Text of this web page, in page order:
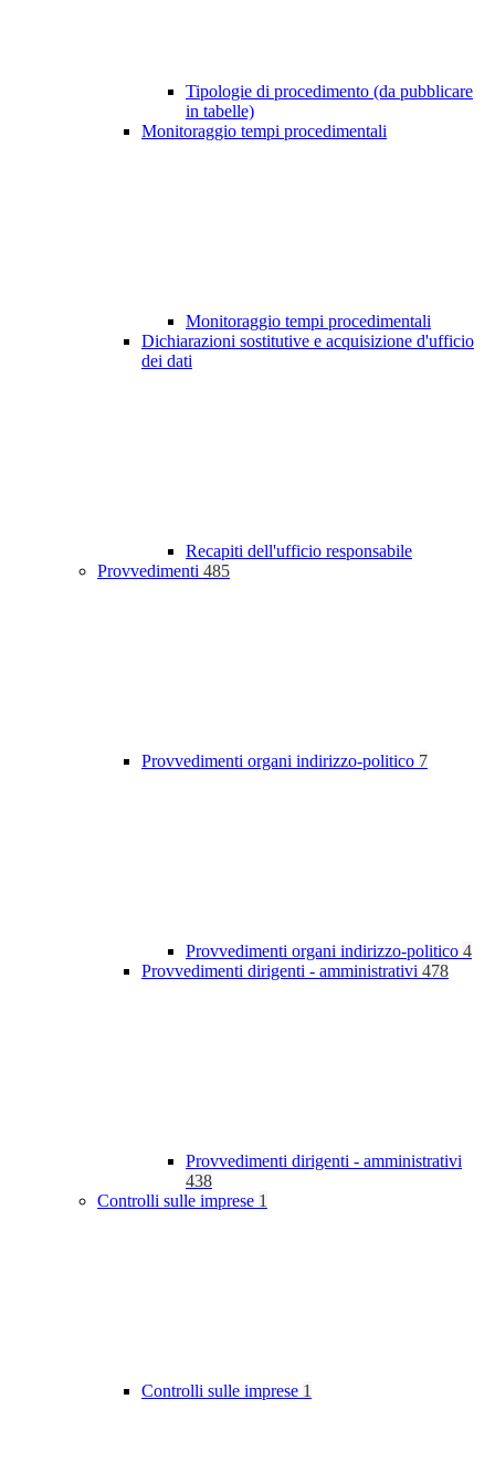
Tipologie di procedimento (da pubblicare
in tabelle)
Monitoraggio tempi procedimentali
Monitoraggio tempi procedimentali
Dichiarazioni sostitutive e acquisizione d'ufficio
dei dati
Recapiti dell'ufficio responsabile
Provvedimenti 485
Provvedimenti organi indirizzo-politico 7
Provvedimenti organi indirizzo-politico 4
Provvedimenti dirigenti - amministrativi 478
Provvedimenti dirigenti - amministrativi
438
Controlli sulle imprese 1
Controlli sulle imprese 1